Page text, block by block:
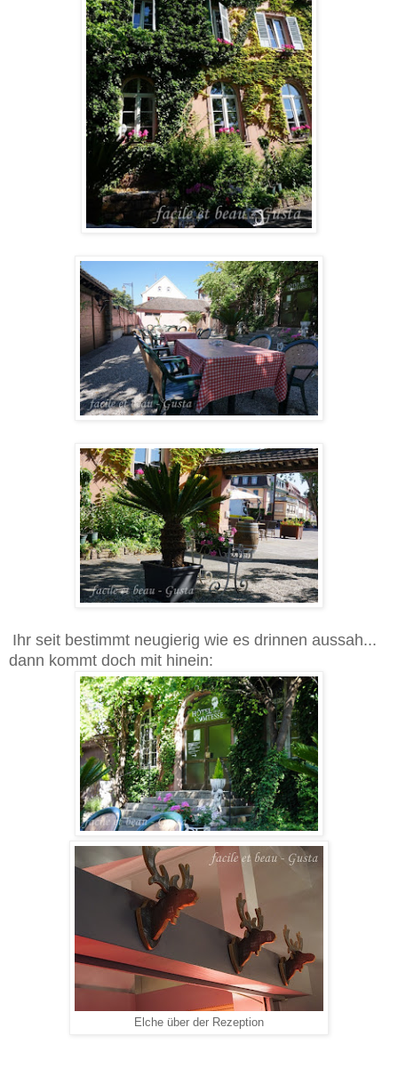
Ihr seit bestimmt neugierig wie es drinnen aussah...
dann kommt doch mit hinein:
Elche über der Rezeption